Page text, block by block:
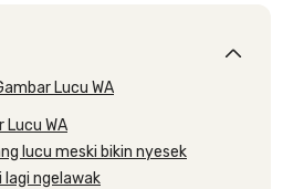
Lucu WA
Lucu WA
lucu meski bikin nyesek
lagi ngelawak